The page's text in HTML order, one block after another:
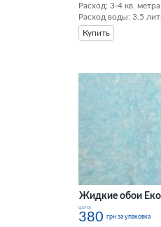
Расход: 3-4 кв. метра
Расход воды: 3,5
Купить
Жидкие обои
цена
380 грн за упаковка